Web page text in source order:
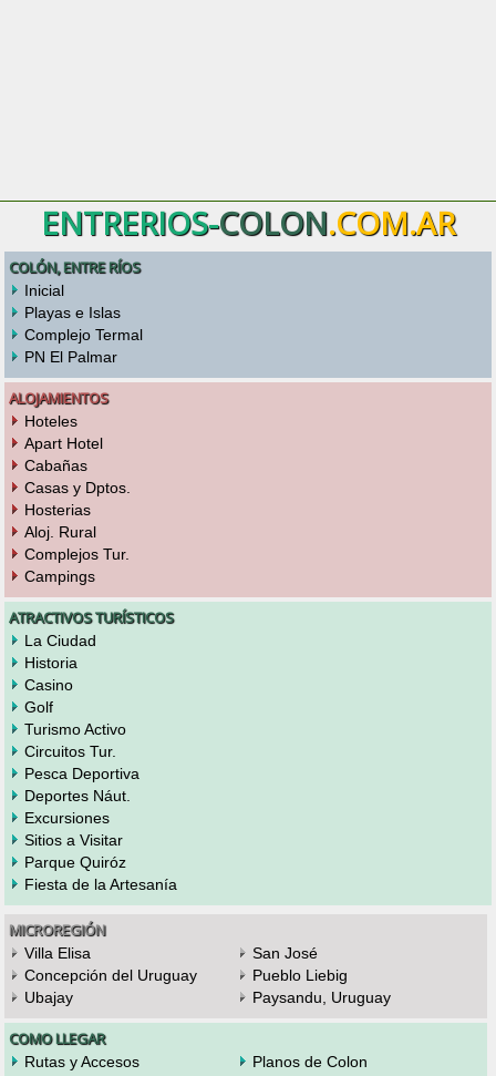
ENTRERIOS-COLON.COM.AR
COLÓN, ENTRE RÍOS
Inicial
Playas e Islas
Complejo Termal
PN El Palmar
ALOJAMIENTOS
Hoteles
Apart Hotel
Cabañas
Casas y Dptos.
Hosterias
Aloj. Rural
Complejos Tur.
Campings
ATRACTIVOS TURÍSTICOS
La Ciudad
Historia
Casino
Golf
Turismo Activo
Circuitos Tur.
Pesca Deportiva
Deportes Náut.
Excursiones
Sitios a Visitar
Parque Quiróz
Fiesta de la Artesanía
MICROREGIÓN
Villa Elisa
San José
Concepción del Uruguay
Pueblo Liebig
Ubajay
Paysandu, Uruguay
COMO LLEGAR
Rutas y Accesos
Planos de Colon